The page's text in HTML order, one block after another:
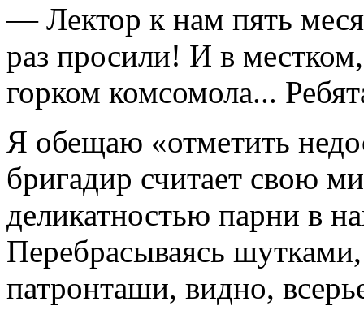
— Лектор к нам пять
раз просили! И в местком,
горком комсомола...
Я обещаю «отметить
бригадир считает свою
деликатностью парни в
Перебрасываясь
патронташи, видно,